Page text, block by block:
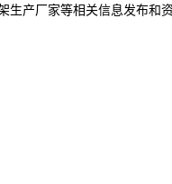
生产厂家等相关信息发布和